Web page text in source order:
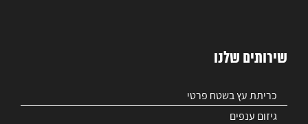
שירותים שלנו
כריתת עץ בשטח פרטי
גיזום ענפים